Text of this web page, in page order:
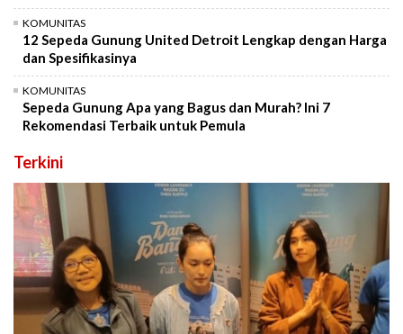
KOMUNITAS
12 Sepeda Gunung United Detroit Lengkap dengan Harga
dan Spesifikasinya
KOMUNITAS
Sepeda Gunung Apa yang Bagus dan Murah? Ini 7
Rekomendasi Terbaik untuk Pemula
Terkini